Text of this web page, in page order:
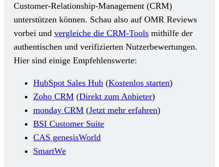
Customer-Relationship-Management (CRM)
unterstützen können. Schau also auf OMR Reviews
vorbei und vergleiche die CRM-Tools mithilfe der
authentischen und verifizierten Nutzerbewertungen.
Hier sind einige Empfehlenswerte:
HubSpot Sales Hub (Kostenlos starten)
Zoho CRM (Direkt zum Anbieter)
monday CRM (Jetzt mehr erfahren)
BSI Customer Suite
CAS genesisWorld
SmartWe